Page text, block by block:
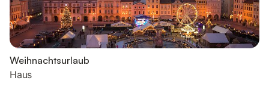
Weihnachtsurlaub
Haus